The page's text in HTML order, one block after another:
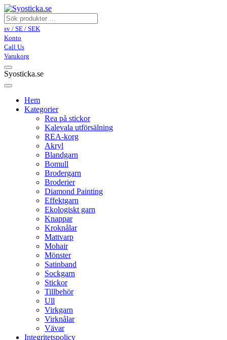
sv / SE / SEK
Konto
Call Us
Varukorg
Syosticka.se
Hem
Kategorier
Rea på stickor
Kalevala utförsälning
REA-korg
Akryl
Blandgarn
Bomull
Brodergarn
Broderier
Diamond Painting
Effektgarn
Ekologiskt garn
Knappar
Kroknålar
Mattvarp
Mohair
Mönster
Satinband
Sockgarn
Stickor
Tillbehör
Ull
Virkgarn
Virknålar
Vävar
Integritetspolicy